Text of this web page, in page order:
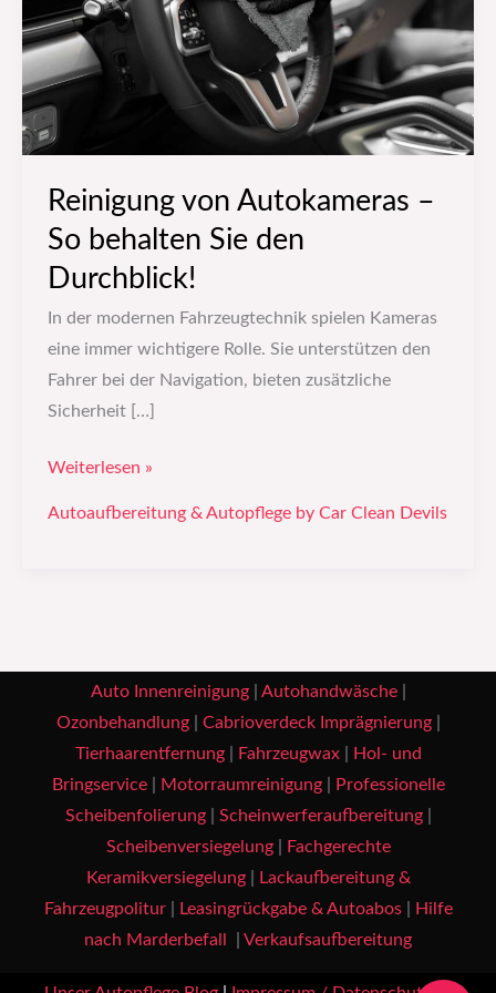
Reinigung von Autokameras –
So behalten Sie den
Durchblick!
In der modernen Fahrzeugtechnik spielen Kameras
eine immer wichtigere Rolle. Sie unterstützen den
Fahrer bei der Navigation, bieten zusätzliche
Sicherheit […]
behalten
Sie
den
Durchblick!
Weiterlesen »
Autoaufbereitung & Autopflege by Car Clean Devils
Auto Innenreinigung| Autohandwäsche|
Ozonbehandlung| Cabrioverdeck Imprägnierung|
Tierhaarentfernung| Fahrzeugwax|
Hol- und
Bringservice| Motorraumreinigung|
Professionelle
Scheibenfolierung| Scheinwerferaufbereitung|
Scheibenversiegelung|
Fachgerechte
Keramikversiegelung|
Lackaufbereitung &
Fahrzeugpolitur| Leasingrückgabe & Autoabos|
Hilfe
nach Marderbefall
Verkaufsaufbereitung